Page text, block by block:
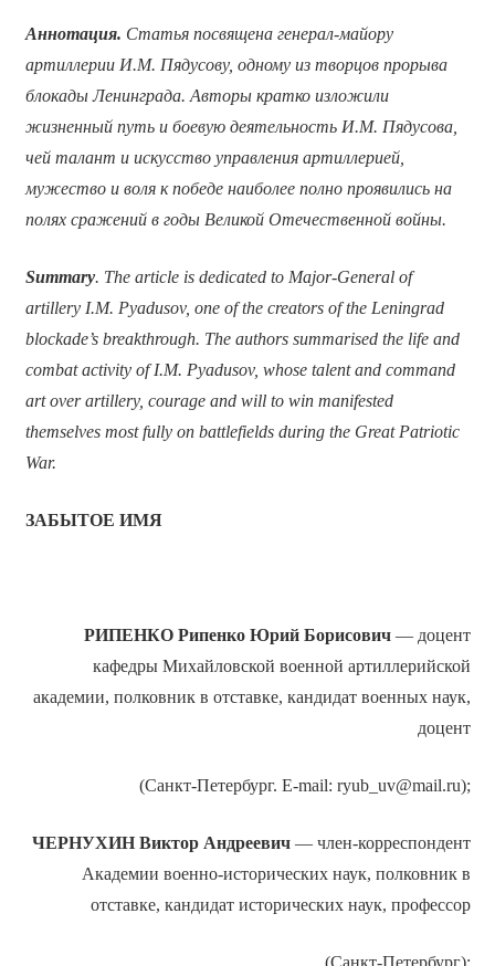
Аннотация. Статья посвящена генерал-майору
артиллерии И.М. Пядусову, одному из творцов прорыва
блокады Ленинграда. Авторы кратко изложили
жизненный путь и боевую деятельность И.М. Пядусова,
чей талант и искусство управления артиллерией,
мужество и воля к победе наиболее полно проявились на
полях сражений в годы Великой Отечественной войны.
Summary. The article is dedicated to Major-General of
artillery I.M. Pyadusov, one of the creators of the Leningrad
blockade’s breakthrough. The authors summarised the life and
combat activity of I.M. Pyadusov, whose talent and command
art over artillery, courage and will to win manifested
themselves most fully on battlefields during the Great Patriotic
War.
ЗАБЫТОЕ ИМЯ
РИПЕНКОРипенко Юрий Борисович— доцент
кафедры Михайловской военной артиллерийской
академии, полковник в отставке, кандидат военных наук,
доцент
(Санкт-Петербург. E-mail: ryub_uv@mail.ru);
ЧЕРНУХИНВиктор Андреевич— член-корреспондент
Академии военно-исторических наук, полковник в
отставке, кандидат исторических наук, профессор